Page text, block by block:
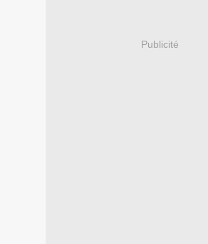
Publicité